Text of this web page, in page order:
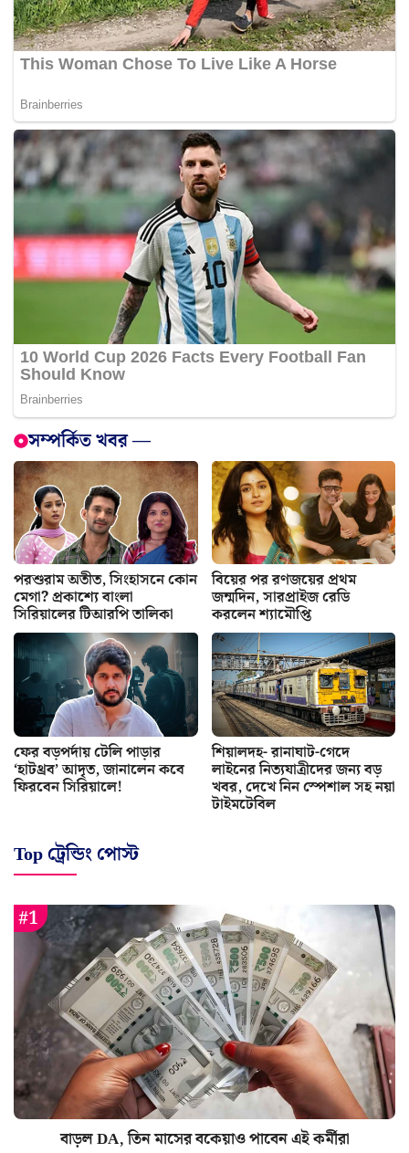
সম্পর্কিত খবর —
পরশুরাম অতীত, সিংহাসনে কোন
মেগা? প্রকাশ্যে বাংলা
সিরিয়ালের টিআরপি তালিকা
বিয়ের পর রণজয়ের প্রথম
জন্মদিন, সারপ্রাইজ রেডি
করলেন শ্যামৌপ্তি
ফের বড়পর্দায় টেলি পাড়ার
‘হাটথ্রব’ আদৃত, জানালেন কবে
ফিরবেন সিরিয়ালে!
শিয়ালদহ- রানাঘাট-গেদে
লাইনের নিত্যযাত্রীদের জন্য বড়
খবর, দেখে নিন স্পেশাল সহ নয়া
টাইমটেবিল
Top ট্রেন্ডিং পোস্ট
বাড়ল DA, তিন মাসের বকেয়াও পাবেন এই কর্মীরা